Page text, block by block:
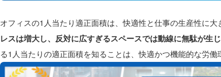
オフィスの1人当たり適正面積は、快適性と仕事の生産性に
レスは増大し、反対に広すぎるスペースでは動線に無駄が生
る1人当たりの適正面積を知ることは、快適かつ機能的な労